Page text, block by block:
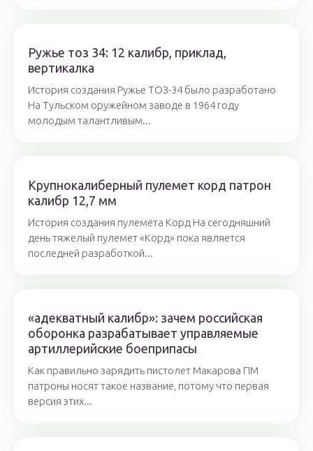
Ружье тоз 34: 12 калибр, приклад,
вертикалка
История создания Ружье ТОЗ-34 было разработано
На Тульском оружейном заводе в 1964 году
молодым талантливым...
Крупнокалиберный пулемет корд патрон
калибр 12,7 мм
История создания пулемёта Корд На сегодняшний
день тяжелый пулемет «Корд» пока является
последней разработкой...
«адекватный калибр»: зачем российская
оборонка разрабатывает управляемые
артиллерийские боеприпасы
Как правильно зарядить пистолет Макарова ПМ
патроны носят такое название, потому что первая
версия этих...